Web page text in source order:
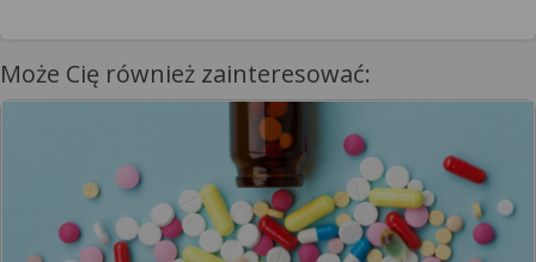
Może Cię również zainteresować: